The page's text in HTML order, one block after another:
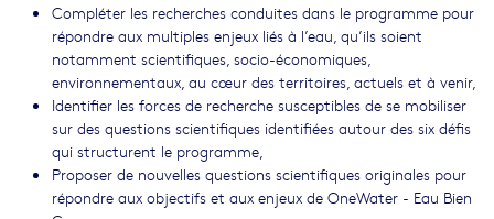
Compléter les recherches conduites dans le programme pour
répondre aux multiples enjeux liés à l’eau, qu’ils soient
notamment scientifiques, socio-économiques,
environnementaux, au cœur des territoires, actuels et à venir,
Identifier les forces de recherche susceptibles de se mobiliser
sur des questions scientifiques identifiées autour des six défis
qui structurent le programme,
Proposer de nouvelles questions scientifiques originales pour
répondre aux objectifs et aux enjeux de OneWater - Eau Bien